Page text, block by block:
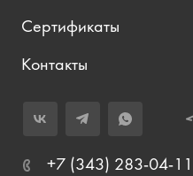
Сертификаты
Контакты
+7 (343) 283-04-11